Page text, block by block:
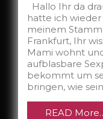
Hallo Ihr da
hatte ich
meinem
Frankfurt, Ihr
Mami wohnt
aufblasbare
bekommt um
bringen, wie
READ